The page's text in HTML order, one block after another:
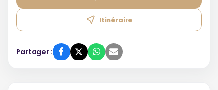
Itinéraire
Partager :